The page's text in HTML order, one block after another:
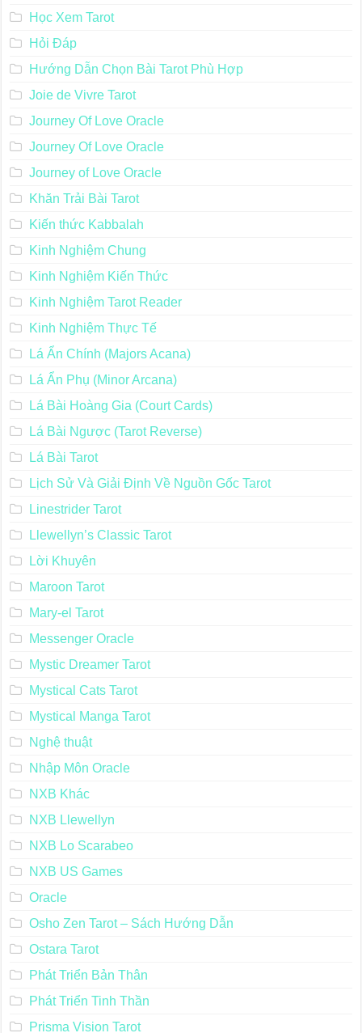
Học Xem Tarot
Hỏi Đáp
Hướng Dẫn Chọn Bài Tarot Phù Hợp
Joie de Vivre Tarot
Journey Of Love Oracle
Journey Of Love Oracle
Journey of Love Oracle
Khăn Trải Bài Tarot
Kiến thức Kabbalah
Kinh Nghiệm Chung
Kinh Nghiệm Kiến Thức
Kinh Nghiệm Tarot Reader
Kinh Nghiệm Thực Tế
Lá Ẩn Chính (Majors Acana)
Lá Ẩn Phụ (Minor Arcana)
Lá Bài Hoàng Gia (Court Cards)
Lá Bài Ngược (Tarot Reverse)
Lá Bài Tarot
Lịch Sử Và Giải Định Về Nguồn Gốc Tarot
Linestrider Tarot
Llewellyn’s Classic Tarot
Lời Khuyên
Maroon Tarot
Mary-el Tarot
Messenger Oracle
Mystic Dreamer Tarot
Mystical Cats Tarot
Mystical Manga Tarot
Nghệ thuật
Nhập Môn Oracle
NXB Khác
NXB Llewellyn
NXB Lo Scarabeo
NXB US Games
Oracle
Osho Zen Tarot – Sách Hướng Dẫn
Ostara Tarot
Phát Triển Bản Thân
Phát Triển Tinh Thần
Prisma Vision Tarot